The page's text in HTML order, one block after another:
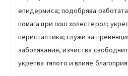
епидермиса; подобрява
помага при лош холестерол;
перисталтика; служи за
заболявания, изчиства
укрепва тялото и влияе